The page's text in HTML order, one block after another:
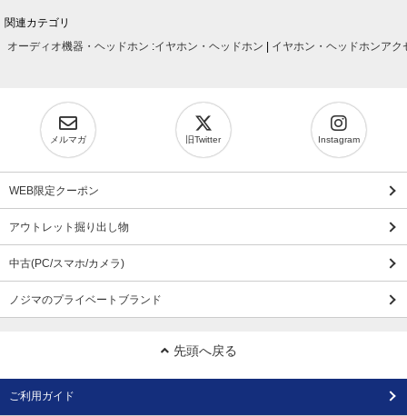
関連カテゴリ
オーディオ機器・ヘッドホン :イヤホン・ヘッドホン イヤホン・ヘッドホンアク
メルマガ 旧Twitter Instagram
WEB限定クーポン
アウトレット掘り出し物
中古(PC/スマホ/カメラ)
ノジマのプライベートブランド
先頭へ戻る
ご利用ガイド